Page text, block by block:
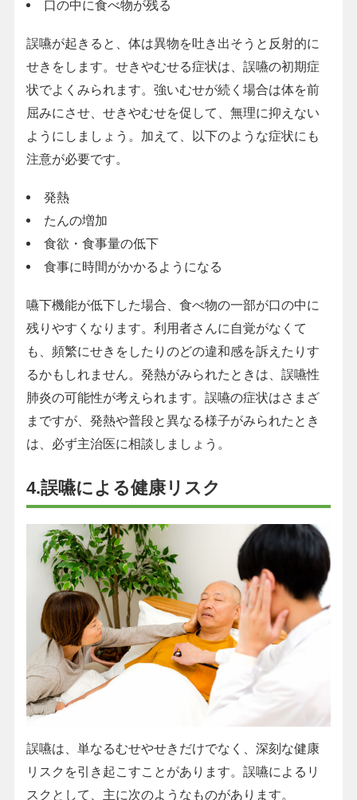
口の中に食べ物が残る
誤嚥が起きると、体は異物を吐き出そうと反射的に
せきをします。せきやむせる症状は、誤嚥の初期症
状でよくみられます。強いむせが続く場合は体を前
屈みにさせ、せきやむせを促して、無理に抑えない
ようにしましょう。加えて、以下のような症状にも
注意が必要です。
発熱
たんの増加
食欲・食事量の低下
食事に時間がかかるようになる
嚥下機能が低下した場合、食べ物の一部が口の中に
残りやすくなります。利用者さんに自覚がなくて
も、頻繁にせきをしたりのどの違和感を訴えたりす
るかもしれません。発熱がみられたときは、誤嚥性
肺炎の可能性が考えられます。誤嚥の症状はさまざ
まですが、発熱や普段と異なる様子がみられたとき
は、必ず主治医に相談しましょう。
4.誤嚥による健康リスク
誤嚥は、単なるむせやせきだけでなく、深刻な健康
リスクを引き起こすことがあります。誤嚥によるリ
スクとして、主に次のようなものがあります。